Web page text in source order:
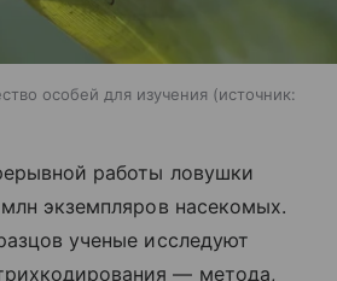
особей для изучения
источник:
работы ловушки
экземпляров насекомых.
ученые исследуют
— метода,